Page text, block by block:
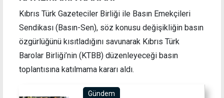
Kıbrıs Türk Gazeteciler Birliği ile Basın Emekçileri
Sendikası (Basın-Sen), söz konusu değişikliğin basın
özgürlüğünü kısıtladığını savunarak Kıbrıs Türk
Barolar Birliği’nin (KTBB) düzenleyeceği basın
toplantısına katılmama kararı aldı.
Gündem